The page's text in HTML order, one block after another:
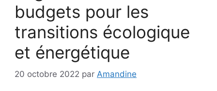
budgets pour les
transitions écologique
et énergétique
20 octobre 2022 par Amandine